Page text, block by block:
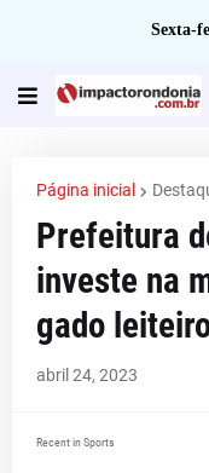
Sexta-
Página inicial
Prefeitura
investe na
gado
abril 24, 2023
Recent in Sports